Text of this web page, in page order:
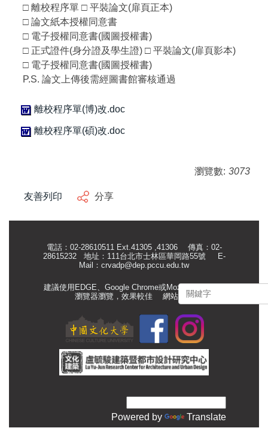
□ 離校程序單 □ 平裝論文(扉頁正本)
□ 論文紙本授權同意書
□ 電子授權同意書(國圖授權書)
□ 正式證件(身分證及學生證) □ 平裝論文(扉頁影本)
□ 電子授權同意書(國圖授權書)
P.S. 論文上傳後需經圖書館審核通過
離校程序單(博)改.doc
離校程序單(碩)改.doc
瀏覽數: 3073
友善列印 分享
電話：02-28610511 Ext.41305 ,41306 傳真：02-
28615232 地址：111台北市士林區華岡路55號
E-
Mail： crvadp@dep.pccu.edu.tw
建議使用EDGE、Google Chrome或Mozilla Firefox等
瀏覽器瀏覽，效果較佳 網站管理
Powered by Translate